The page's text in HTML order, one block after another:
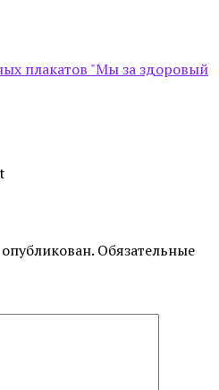
плакатов "Мы за здоровый
Обязательные